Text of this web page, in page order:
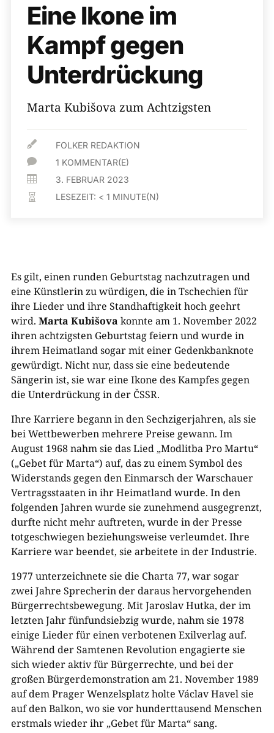
Eine Ikone im
Kampf gegen
Unterdrückung
Marta Kubišova zum Achtzigsten
 FOLKER REDAKTION
 1 KOMMENTAR(E)
 3. FEBRUAR 2023
 LESEZEIT: < 1 MINUTE(N)
Es gilt, einen runden Geburtstag nachzutragen und
eine Künstlerin zu würdigen, die in Tschechien für
ihre Lieder und ihre Standhaftigkeit hoch geehrt
wird. Marta Kubišova konnte am 1. November 2022
ihren achtzigsten Geburtstag feiern und wurde in
ihrem Heimatland sogar mit einer Gedenkbanknote
gewürdigt. Nicht nur, dass sie eine bedeutende
Sängerin ist, sie war eine Ikone des Kampfes gegen
die Unterdrückung in der ČSSR.
Ihre Karriere begann in den Sechzigerjahren, als sie
bei Wettbewerben mehrere Preise gewann. Im
August 1968 nahm sie das Lied „Modlitba Pro Martu“
(„Gebet für Marta“) auf, das zu einem Symbol des
Widerstands gegen den Einmarsch der Warschauer
Vertragsstaaten in ihr Heimatland wurde. In den
folgenden Jahren wurde sie zunehmend ausgegrenzt,
durfte nicht mehr auftreten, wurde in der Presse
totgeschwiegen beziehungsweise verleumdet. Ihre
Karriere war beendet, sie arbeitete in der Industrie.
1977 unterzeichnete sie die Charta 77, war sogar
zwei Jahre Sprecherin der daraus hervorgehenden
Bürgerrechtsbewegung. Mit Jaroslav Hutka, der im
letzten Jahr fünfundsiebzig wurde, nahm sie 1978
einige Lieder für einen verbotenen Exilverlag auf.
Während der Samtenen Revolution engagierte sie
sich wieder aktiv für Bürgerrechte, und bei der
großen Bürgerdemonstration am 21. November 1989
auf dem Prager Wenzelsplatz holte Václav Havel sie
auf den Balkon, wo sie vor hunderttausend Menschen
erstmals wieder ihr „Gebet für Marta“ sang.